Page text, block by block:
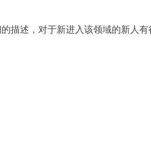
描述，对于新进入该领域的新人有